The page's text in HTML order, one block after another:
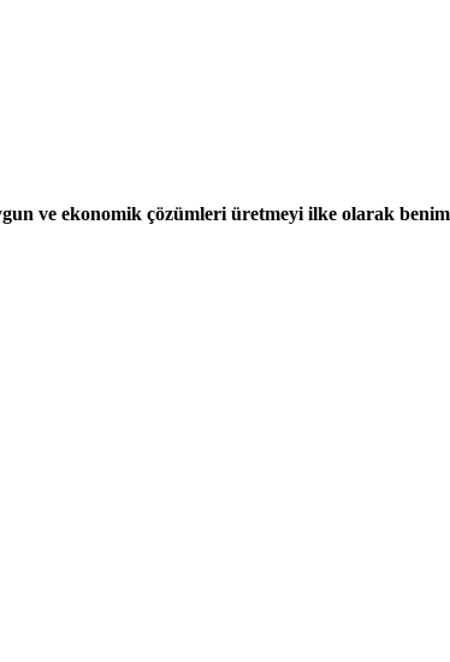
ve ekonomik çözümleri üretmeyi ilke olarak